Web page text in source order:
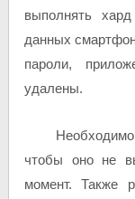
выполнять
данных
пароли,
удалены.
чтобы оно не
момент. Также